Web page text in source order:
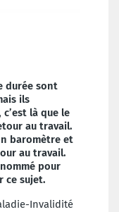
durée sont
ils
là que le
au travail.
baromètre et
au travail.
pour
ce sujet.
Invalidité